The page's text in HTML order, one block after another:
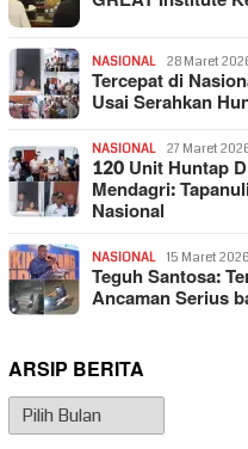
NASIONAL 28 Maret
Tercepat di
Usai Serahkan
NASIONAL 27 Maret
120 Unit Huntap
Mendagri:
Nasional
NASIONAL 15 Maret 2026
Teguh Santosa:
Ancaman Serius
ARSIP BERITA
Arsip
Berita